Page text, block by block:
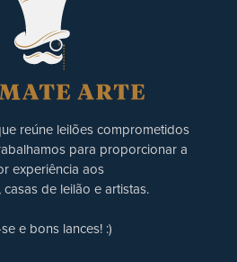
reúne leilões comprometidos
para proporcionar a
experiência aos
casas de leilão e artistas.
e bons lances! :)